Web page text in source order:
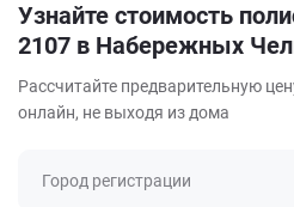
Узнайте стоимость
2107 в Набережных
Рассчитайте предварительную
онлайн, не выходя из дома
Город регистрации